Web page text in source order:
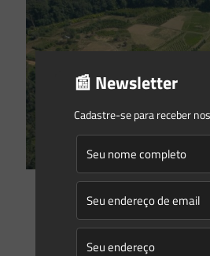
Saes Advogados
03/05/2016
preservada do que as unidades de
do Meio Ambiente
📰 Newsletter
Cadastre-se para receber